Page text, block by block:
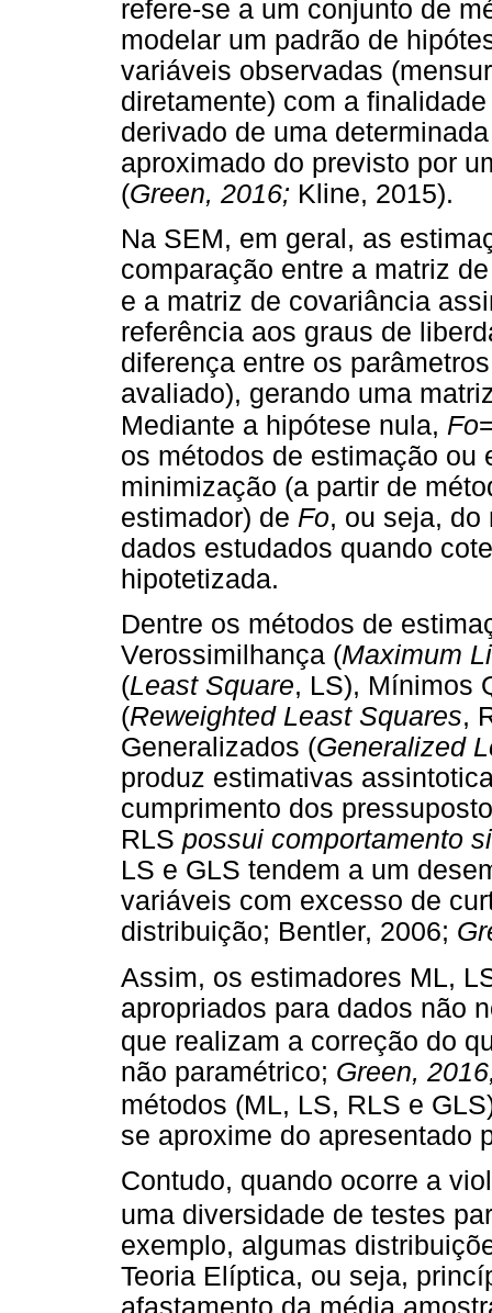
refere-se a um conjunto de
modelar um padrão de
variáveis observadas
diretamente) com a
derivado de uma
aproximado do previsto por
(Green, 2016; Kline, 2015).
Na SEM, em geral, as
comparação entre a matriz
e a matriz de covariância
referência aos graus de
diferença entre os
avaliado), gerando uma
Mediante a hipótese nula, Fo
os métodos de estimação ou
minimização (a partir de
estimador) de Fo, ou seja, do
dados estudados quando
hipotetizada.
Dentre os métodos de
Verossimilhança (Maximum
(Least Square, LS), Mínimos
(Reweighted Least Squares,
Generalizados (Generalized
produz estimativas
cumprimento dos
RLS possui comportamento
LS e GLS tendem a um
variáveis com excesso de
distribuição; Bentler, 2006;
Assim, os estimadores ML,
apropriados para dados não
que realizam a correção do
não paramétrico; Green,
métodos (ML, LS, RLS e
se aproxime do apresentado
Contudo, quando ocorre a
uma diversidade de testes
exemplo, algumas
Teoria Elíptica, ou seja,
afastamento da média